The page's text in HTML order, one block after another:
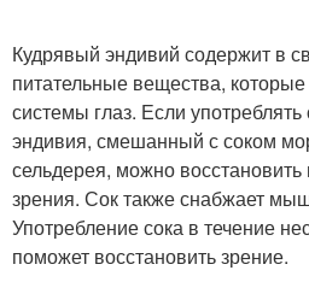
Кудрявый эндивий содержит в
питательные вещества,
системы глаз. Если употреблять
эндивия, смешанный с соком
сельдерея, можно
зрения. Сок также снабжает
Употребление сока в течение
поможет восстановить зрение.